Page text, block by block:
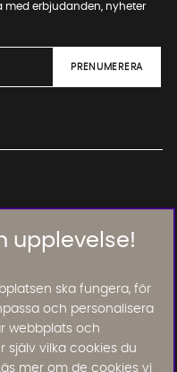
upplevelse!
ska fungera, för
och personalisera
webbplats och
själv vilka cookies du
mer om de cookies vi
med erbjudanden, nyheter